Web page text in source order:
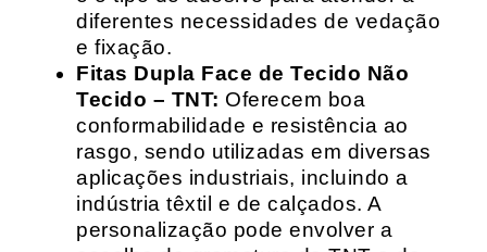
diferentes necessidades de vedação
e fixação.
Fitas Dupla Face de Tecido Não
Tecido – TNT: Oferecem boa
conformabilidade e resistência ao
rasgo, sendo utilizadas em diversas
aplicações industriais, incluindo a
indústria têxtil e de calçados. A
personalização pode envolver a